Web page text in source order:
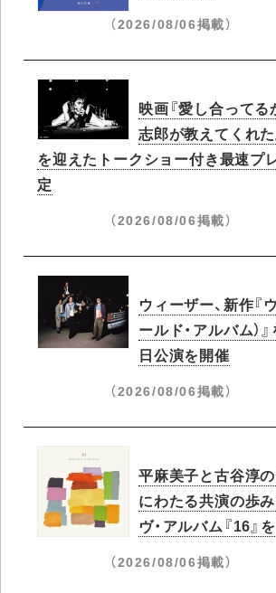
（2026/08/06掲載）
映画『愛し合って
志郎が教えてくれた
を迎えたトークショー付き最速プ
定
（2026/08/06掲載）
ウィーザー、新作『
ールド・アルバム）
日公演を開催
（2026/08/06掲載）
平麻美子と古谷淳
にわたる共演の歩
ヴ・アルバム『16』
（2026/08/06掲載）